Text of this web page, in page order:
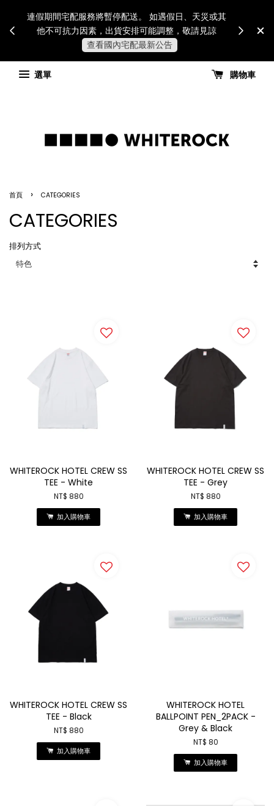
連假期間宅配服務將暫停配送。 如遇假日、天災或其
他不可抗力因素，出貨安排可能調整，敬請見諒
查看國內宅配最新公告
for all
國
選單
購物車
首頁 › CATEGORIES
CATEGORIES
排列方式
WHITEROCK HOTEL CREW SS
TEE - White
NT$ 880
加入購物車
WHITEROCK HOTEL CREW SS
TEE - Grey
NT$ 880
加入購物車
WHITEROCK HOTEL CREW SS
TEE - Black
NT$ 880
加入購物車
WHITEROCK HOTEL
BALLPOINT PEN_2PACK -
Grey & Black
NT$ 80
加入購物車